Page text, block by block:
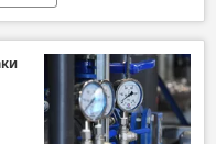
поставки
оружия